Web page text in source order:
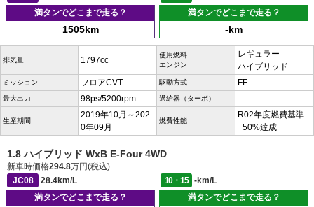
満タンでどこまで走る？
1505km
満タンでどこまで走る？
-km
排気量 1797cc
使用燃料
エンジン
レギュラー
ハイブリッド
ミッション フロアCVT 駆動方式 FF
最大出力 98ps/5200rpm 過給器（ターボ） -
生産期間
2019年10月～202
0年09月
燃費性能
R02年度燃費基準
+50%達成
1.8 ハイブリッド WxB E-Four 4WD
新車時価格294.8万円(税込)
JC08
28.4km/L 10・15
-km/L
満タンでどこまで走る？
満タンでどこまで走る？